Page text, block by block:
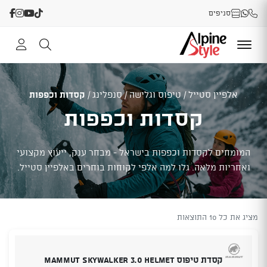
סניפים
אלפיין סטייל/טיפוס וגלישה/סנפלינג/ קסדות וכפפות
קסדות וכפפות
המומחים לקסדות וכפפות בישראל - מבחר ענק, ייעוץ מקצועי
ואחריות מלאה. גלו למה אלפי לקוחות בוחרים באלפיין סטייל.
מציג את כל 10 התוצאות
קסדת טיפוס MAMMUT Skywalker 3.0 Helmet